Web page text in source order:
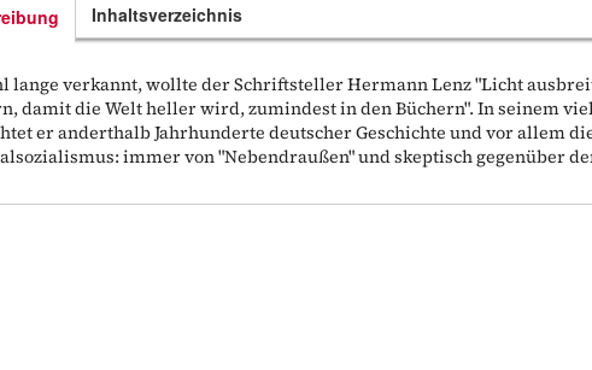
lange verkannt, wollte der Schriftsteller Hermann Lenz "Licht
damit die Welt heller wird, zumindest in den Büchern". In seinem
er anderthalb Jahrhunderte deutscher Geschichte und vor allem
immer von "Nebendraußen" und skeptisch gegenüber
Inhaltsverzeichnis